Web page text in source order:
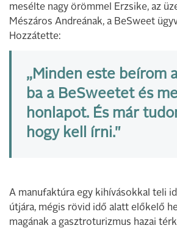
mesélte nagy örömmel Erzsike, az
Mészáros Andreának, a BeSweet
Hozzátette:
„Minden este beírom
ba a BeSweetet és
honlapot. És már
hogy kell írni."
A manufaktúra egy kihívásokkal teli
útjára, mégis rövid idő alatt előkelő
magának a gasztroturizmus hazai